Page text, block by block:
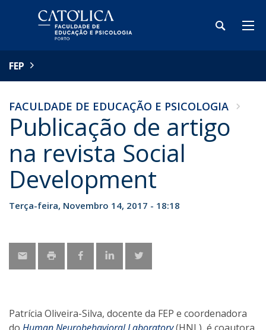
FEP
FACULDADE DE EDUCAÇÃO E PSICOLOGIA
Publicação de artigo
na revista Social
Development
Terça-feira, Novembro 14, 2017 - 18:18
Patrícia Oliveira-Silva, docente da FEP e coordenadora